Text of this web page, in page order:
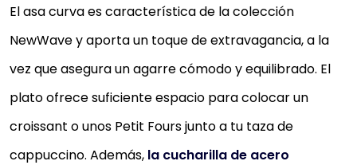
El asa curva es característica de la colección
NewWave y aporta un toque de extravagancia, a la
vez que asegura un agarre cómodo y equilibrado. El
plato ofrece suficiente espacio para colocar un
croissant o unos Petit Fours junto a tu taza de
cappuccino. Además, la cucharilla de acero